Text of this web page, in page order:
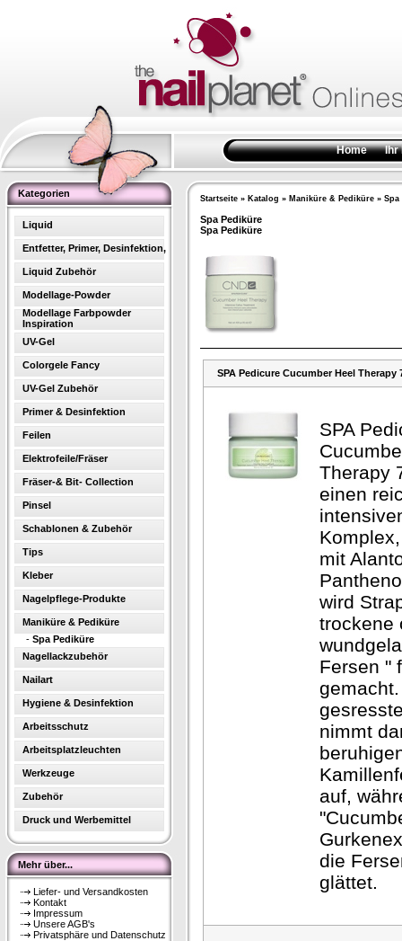
Home Ihr
Kategorien
Liquid
Entfetter, Primer, Desinfektion,
Liquid Zubehör
Modellage-Powder
Modellage Farbpowder
Inspiration
UV-Gel
Colorgele Fancy
UV-Gel Zubehör
Primer & Desinfektion
Feilen
Elektrofeile/Fräser
Fräser-& Bit- Collection
Pinsel
Schablonen & Zubehör
Tips
Kleber
Nagelpflege-Produkte
Maniküre & Pediküre
- Spa Pediküre
Nagellackzubehör
Nailart
Hygiene & Desinfektion
Arbeitsschutz
Arbeitsplatzleuchten
Werkzeuge
Zubehör
Druck und Werbemittel
Mehr über...
Liefer- und Versandkosten
Kontakt
Impressum
Unsere AGB's
Privatsphäre und Datenschutz
Startseite » Katalog » Maniküre & Pediküre » Spa
Spa Pediküre
Spa Pediküre
SPA Pedicure Cucumber Heel Therapy
SPA
Therapy
einen
mit
wird
trockene
Fersen "
nimmt
auf,
die
glättet.